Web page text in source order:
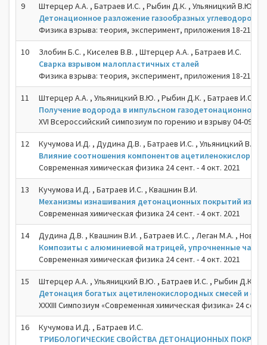
9
Штерцер А.А. , Батраев И.С. , Рыбин Д.К. , Ульяницкий В.Ю.
Детонационное разложение газообразных
Физика взрыва: теория, эксперимент, приложения 18-21
10
Злобин Б.С. , Киселев В.В. , Штерцер А.А. , Батраев И.С.
Сварка взрывом малопластичных сталей
Физика взрыва: теория, эксперимент, приложения 18-21
11
Штерцер А.А. , Ульяницкий В.Ю. , Рыбин Д.К. , Батраев И.С.
Получение водорода в импульсном газодетонационном
XVI Всероссийский симпозиум по горению и взрыву 04-09
12
Кучумова И.Д. , Дудина Д.В. , Батраев И.С. , Ульяницкий В.Ю.
Влияние соотношения компонентов
Современная химическая физика 24 сент. - 4 окт. 2021
13
Кучумова И.Д. , Батраев И.С. , Квашнин В.И.
Механизмы изнашивания детонационных покрытий из
Современная химическая физика 24 сент. - 4 окт. 2021
14
Дудина Д.В. , Квашнин В.И. , Батраев И.С. , Леган М.А. ,
Композиты с алюминиевой матрицей, упрочненные
Современная химическая физика 24 сент. - 4 окт. 2021
15
Штерцер А.А. , Ульяницкий В.Ю. , Батраев И.С. , Рыбин Д.К. ,
Детонация богатых ацетиленокислородных смесей и ее
XXXIII Симпозиум «Современная химическая физика» 24 сент.
16
Кучумова И.Д. , Батраев И.С.
ТРИБОЛОГИЧЕСКИЕ СВОЙСТВА ДЕТОНАЦИОННЫХ ПОКРЫТИЙ